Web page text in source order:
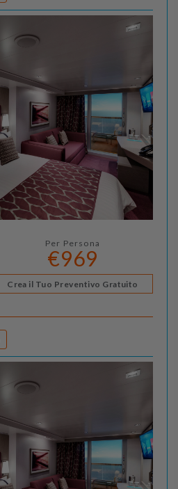
Per Persona
€969
Crea il Tuo Preventivo Gratuito